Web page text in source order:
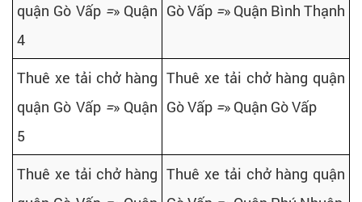
quận Gò Vấp =» Quận
4
Gò Vấp =» Quận Bình Thạnh
Thuê xe tải chở hàng
quận Gò Vấp =» Quận
5
Thuê xe tải chở hàng quận
Gò Vấp =» Quận Gò Vấp
Thuê xe tải chở hàng Thuê xe tải chở hàng quận